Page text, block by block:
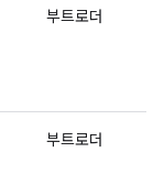
부트로더
부트로더